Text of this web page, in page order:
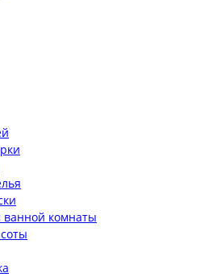
ванной комнаты